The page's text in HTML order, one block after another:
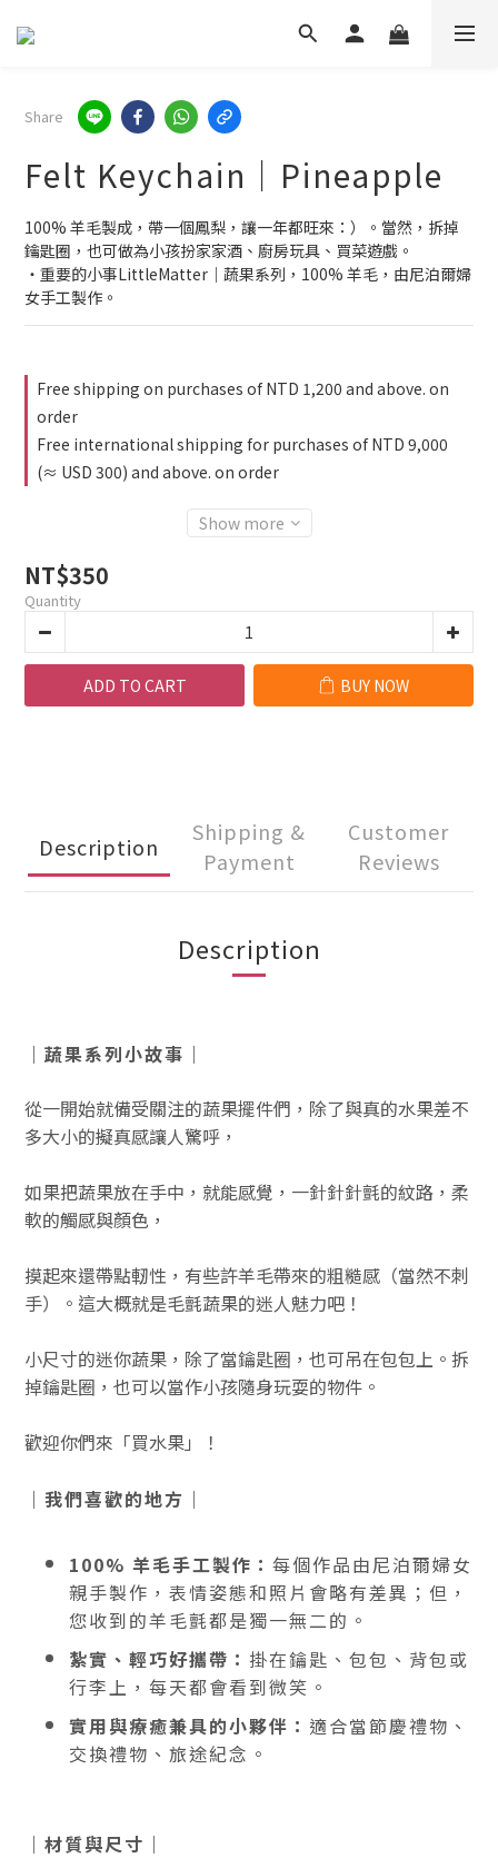
Share
Felt Keychain｜Pineapple
100% 羊毛製成，帶一個鳳梨，讓一年都旺來：）。當然，拆掉
鑰匙圈，也可做為小孩扮家家酒、廚房玩具、買菜遊戲。
・重要的小事LittleMatter｜蔬果系列，100% 羊毛，由尼泊爾婦
女手工製作。
Free shipping on purchases of NTD 1,200 and above. on
order
Free international shipping for purchases of NTD 9,000
(≈ USD 300) and above. on order
Show more
NT$350
Quantity
ADD TO CART BUY NOW
Description
Shipping &
Payment
Customer
Reviews
Description
｜蔬果系列小故事｜
從一開始就備受關注的蔬果擺件們，除了與真的水果差不
多大小的擬真感讓人驚呼，
如果把蔬果放在手中，就能感覺，一針針針氈的紋路，柔
軟的觸感與顏色，
摸起來還帶點軔性，有些許羊毛帶來的粗糙感（當然不刺
手）。這大概就是毛氈蔬果的迷人魅力吧！
小尺寸的迷你蔬果，除了當鑰匙圈，也可吊在包包上。拆
掉鑰匙圈，也可以當作小孩隨身玩耍的物件。
歡迎你們來「買水果」！
｜我們喜歡的地方｜
100% 羊毛手工製作： 每個作品由尼泊爾婦女
親手製作，表情姿態和照片會略有差異；但，
您收到的羊毛氈都是獨一無二的。
紮實、輕巧好攜帶： 掛在鑰匙、包包、背包或
行李上，每天都會看到微笑。
實用與療癒兼具的小夥伴： 適合當節慶禮物、
交換禮物、旅途紀念。
｜材質與尺寸｜